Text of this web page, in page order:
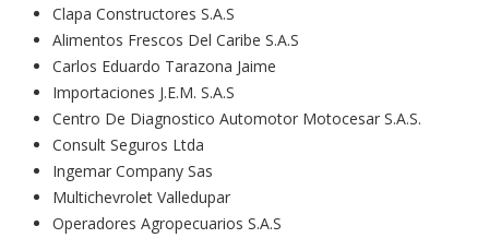
Clapa Constructores S.A.S
Alimentos Frescos Del Caribe S.A.S
Carlos Eduardo Tarazona Jaime
Importaciones J.E.M. S.A.S
Centro De Diagnostico Automotor Motocesar S.A.S.
Consult Seguros Ltda
Ingemar Company Sas
Multichevrolet Valledupar
Operadores Agropecuarios S.A.S